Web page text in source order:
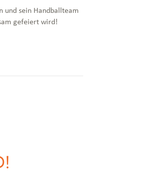
und sein Handballteam
gefeiert wird!